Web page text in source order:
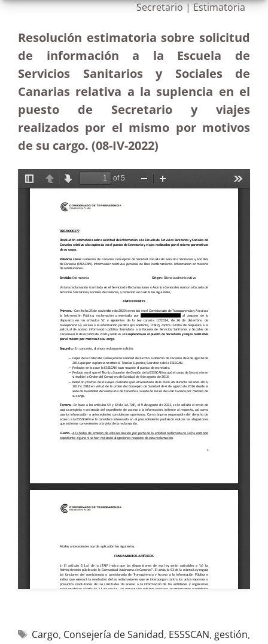
Secretario | Estimatoria
Resolución estimatoria sobre solicitud
de información a la Escuela de
Servicios Sanitarios y Sociales de
Canarias relativa a la suplencia en el
puesto de Secretario y viajes
realizados por el mismo por motivos
de su cargo. (08-IV-2022)
Cargo, Consejería de Sanidad, ESSSCAN, gestión,